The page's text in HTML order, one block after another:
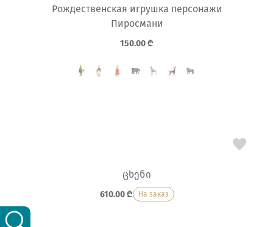
Рождественская игрушка персонажи
Пиросмани
150.00₾
ცხენი
610.00₾ На заказ